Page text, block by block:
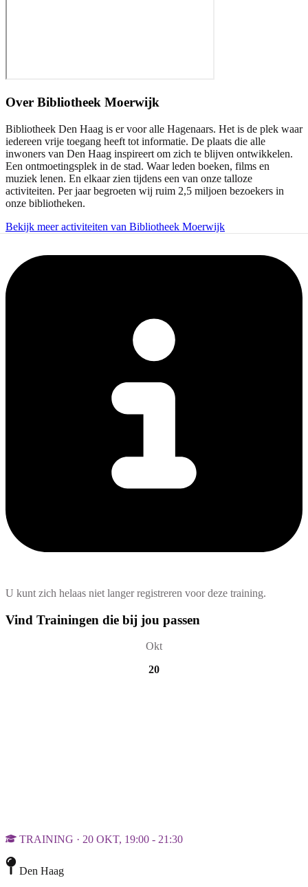
Over Bibliotheek Moerwijk
Bibliotheek Den Haag is er voor alle Hagenaars. Het is de plek waar
iedereen vrije toegang heeft tot informatie. De plaats die alle
inwoners van Den Haag inspireert om zich te blijven ontwikkelen.
Een ontmoetingsplek in de stad. Waar leden boeken, films en
muziek lenen. En elkaar zien tijdens een van onze talloze
activiteiten. Per jaar begroeten wij ruim 2,5 miljoen bezoekers in
onze bibliotheken.
Bekijk meer activiteiten van Bibliotheek Moerwijk
U kunt zich helaas niet langer registreren voor deze training.
Vind Trainingen die bij jou passen
Okt
20
TRAINING · 20 OKT, 19:00 - 21:30
Den Haag